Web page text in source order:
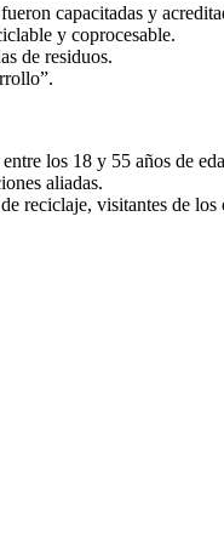
capacitadas y
y coprocesable.
de residuos.
los 18 y 55 años de
aliadas.
reciclaje, visitantes de los